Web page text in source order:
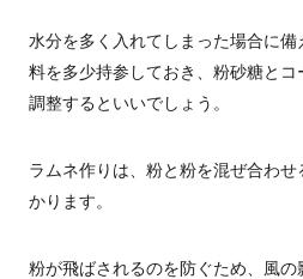
水分を多く入れてしまった場合に
料を多少持参しておき、粉砂糖と
調整するといいでしょう。
ラムネ作りは、粉と粉を混ぜ合わ
かります。
粉が飛ばされるのを防ぐため、風